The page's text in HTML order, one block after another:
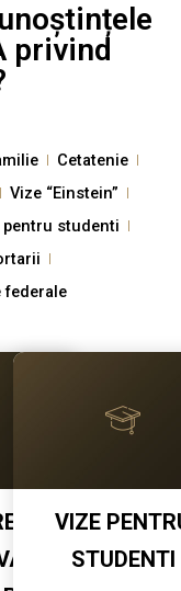
privind
Cetatenie
Vize “Einstein”
pentru studenti
federale
VIZE
STUDENTI